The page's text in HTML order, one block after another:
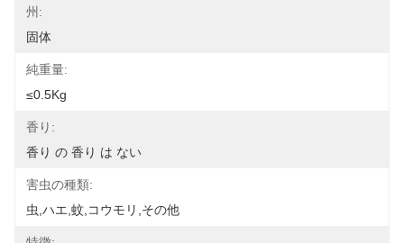
州:
固体
純重量:
≤0.5Kg
香り:
香り の 香り は ない
害虫の種類:
虫,ハエ,蚊,コウモリ,その他